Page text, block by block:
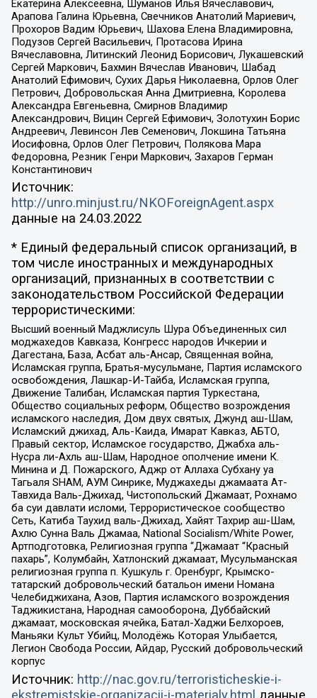
Екатерина Алексеевна, Шуманов Илья Вячеславович,
Арапова Галина Юрьевна, Свечников Анатолий Мариевич,
Прохоров Вадим Юрьевич, Шахова Елена Владимировна,
Подузов Сергей Васильевич, Протасова Ирина
Вячеславовна, Литинский Леонид Борисович, Лукашевский
Сергей Маркович, Бахмин Вячеслав Иванович, Шабад
Анатолий Ефимович, Сухих Дарья Николаевна, Орлов Олег
Петрович, Добровольская Анна Дмитриевна, Королева
Александра Евгеньевна, Смирнов Владимир
Александрович, Вицин Сергей Ефимович, Золотухин Борис
Андреевич, Левинсон Лев Семенович, Локшина Татьяна
Иосифовна, Орлов Олег Петрович, Полякова Мара
Федоровна, Резник Генри Маркович, Захаров Герман
Константинович
Источник:
http://unro.minjust.ru/NKOForeignAgent.aspx
данные на 24.03.2022
* Единый федеральный список организаций, в
том числе иностранных и международных
организаций, признанных в соответствии с
законодательством Российской Федерации
террористическими:
Высший военный Маджлисуль Шура Объединенных сил
моджахедов Кавказа, Конгресс народов Ичкерии и
Дагестана, База, Асбат аль-Ансар, Священная война,
Исламская группа, Братья-мусульмане, Партия исламского
освобождения, Лашкар-И-Тайба, Исламская группа,
Движение Талибан, Исламская партия Туркестана,
Общество социальных реформ, Общество возрождения
исламского наследия, Дом двух святых, Джунд аш-Шам,
Исламский джихад, Аль-Каида, Имарат Кавказ, АБТО,
Правый сектор, Исламское государство, Джабха аль-
Нусра ли-Ахль аш-Шам, Народное ополчение имени К.
Минина и Д. Пожарского, Аджр от Аллаха Субхану уа
Тагьаля SHAM, АУМ Синрике, Муджахеды джамаата Ат-
Тавхида Валь-Джихад, Чистопольский Джамаат, Рохнамо
ба суи давлати исломи, Террористическое сообщество
Сеть, Катиба Таухид валь-Джихад, Хайят Тахрир аш-Шам,
Ахлю Сунна Валь Джамаа, National Socialism/White Power,
Артподготовка, Религиозная группа “Джамаат “Красный
пахарь”, Колумбайн, Хатлонский джамаат, Мусульманская
религиозная группа п. Кушкуль г. Оренбург, Крымско-
татарский добровольческий батальон имени Номана
Челебиджихана, Азов, Партия исламского возрождения
Таджикистана, Народная самооборона, Дуббайский
джамаат, московская ячейка, Батал-Хаджи Белхороев,
Маньяки Культ Убийц, Молодёжь Которая Улыбается,
Легион Свобода России, Айдар, Русский добровольческий
корпус
Источник: http://nac.gov.ru/terroristicheskie-i-